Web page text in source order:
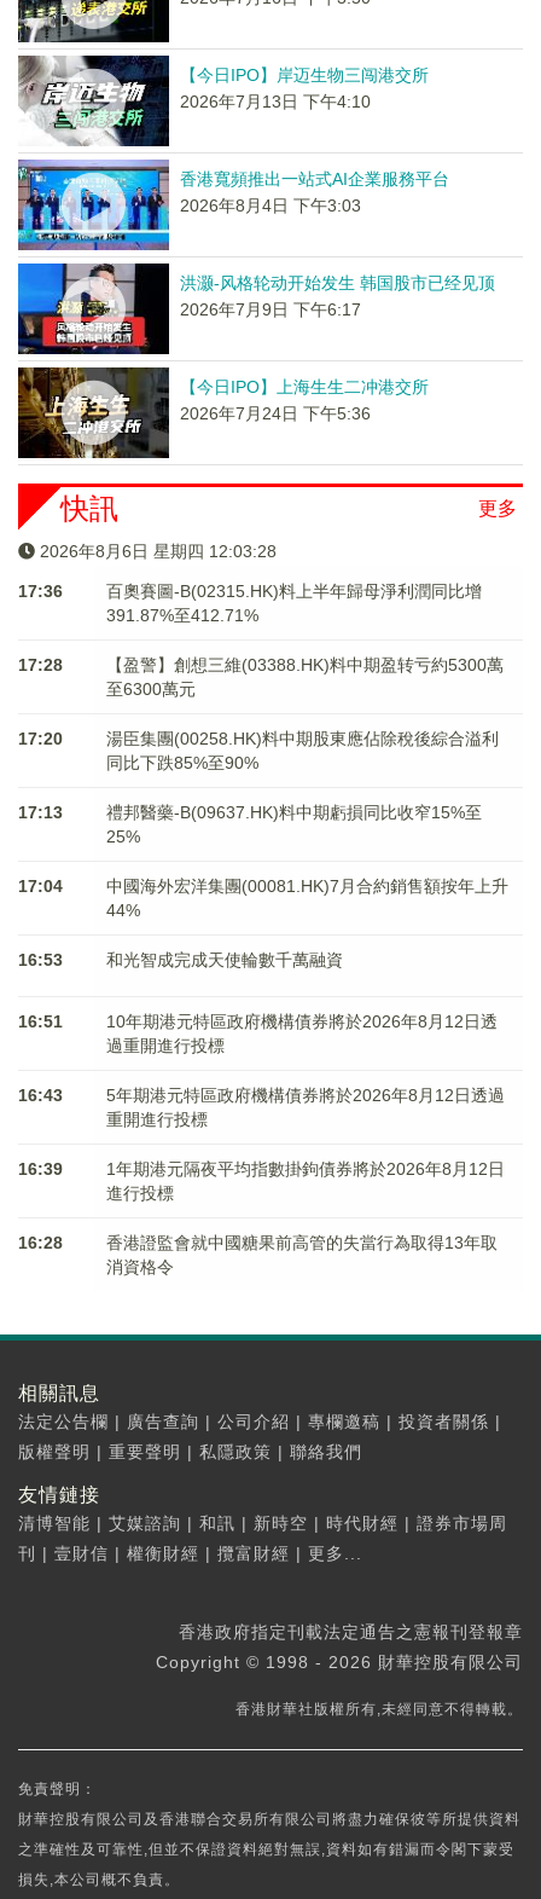
【今日IPO】岸迈生物三闯港交所
2026年7月13日 下午4:10
香港寬頻推出一站式AI企業服務平台
2026年8月4日 下午3:03
洪灏-风格轮动开始发生 韩国股市已经见顶
2026年7月9日 下午6:17
【今日IPO】上海生生二冲港交所
2026年7月24日 下午5:36
更多
快訊
2026年8月6日 星期四 12:03:28
17:36
百奧賽圖-B(02315.HK)料上半年歸母淨利潤同比增
391.87%至412.71%
17:28
【盈警】創想三維(03388.HK)料中期盈转亏約5300萬
至6300萬元
17:20
湯臣集團(00258.HK)料中期股東應佔除稅後綜合溢利
同比下跌85%至90%
17:13
禮邦醫藥-B(09637.HK)料中期虧損同比收窄15%至
25%
17:04
中國海外宏洋集團(00081.HK)7月合約銷售額按年上升
44%
16:53 和光智成完成天使輪數千萬融資
16:51
10年期港元特區政府機構債券將於2026年8月12日透
過重開進行投標
16:43
5年期港元特區政府機構債券將於2026年8月12日透過
重開進行投標
16:39
1年期港元隔夜平均指數掛鉤債券將於2026年8月12日
進行投標
16:28
香港證監會就中國糖果前高管的失當行為取得13年取
消資格令
相關訊息
法定公告欄 | 廣告查詢 | 公司介紹 | 專欄邀稿 | 投資者關係 |
版權聲明 | 重要聲明 | 私隱政策 | 聯絡我們
友情鏈接
清博智能 | 艾媒諮詢 | 和訊 | 新時空 | 時代財經 | 證券市場周
刊
| 壹財信 | 權衡財經 | 攬富財經 | 更多...
香港政府指定刊載法定通告之憲報刊登報章
Copyright © 1998 - 2026 財華控股有限公司
香港財華社版權所有,未經同意不得轉載。
免責聲明：
財華控股有限公司及香港聯合交易所有限公司將盡力確保彼等所提供資料
之準確性及可靠性,但並不保證資料絕對無誤,資料如有錯漏而令閣下蒙受
損失,本公司概不負責。